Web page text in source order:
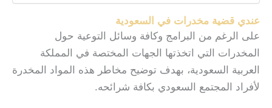
عندي قضية مخدرات في السعودية
على الرغم من البرامج وكافة وسائل التوعية حول
المخدرات التي اتخذتها الجهات المختصة في المملكة
العربية السعودية، بهدف توضيح مخاطر هذه المواد المخدرة
لأفراد المجتمع السعودي بكافة شرائحه.